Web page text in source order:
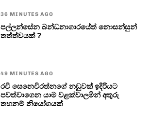
36 MINUTES AGO
පල්ලන්සේන බන්ධනාගාරයේත් නොසන්සුන්
තත්ත්වයක් ?
49 MINUTES AGO
රවී සෙනෙවිරත්නගේ නඩුවක් ඉදිරියට
පවත්වාගෙන යාම වළක්වාලමින් අතුරු
තහනම් නියෝගයක්